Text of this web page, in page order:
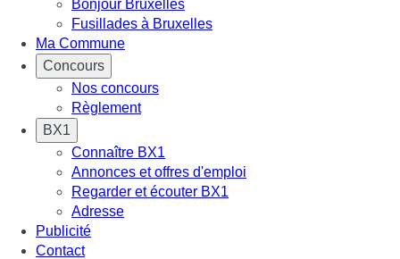
Bonjour Bruxelles
Fusillades à Bruxelles
Ma Commune
Concours
Nos concours
Règlement
BX1
Connaître BX1
Annonces et offres d'emploi
Regarder et écouter BX1
Adresse
Publicité
Contact